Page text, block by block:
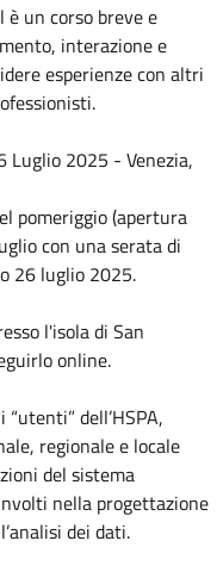
è un corso breve e
interazione e
esperienze con altri
Luglio 2025 - Venezia,
pomeriggio (apertura
con una serata di
26 luglio 2025.
l'isola di San
online.
dell’HSPA,
regionale e locale
del sistema
nella progettazione
dei dati.